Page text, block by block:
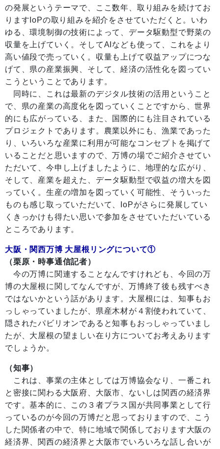
の発展というテーマで、ここ数年、取り組みを続けてお
りますIoPの取り組みを紹介をさせていただくと。いわ
ゆる、環境制御の技術によって、データ駆動型で野菜の
収量を上げていく。そしてAIなども使って、これをより
高い値段で売っていく。収量も上げて収益アップにつな
げて、県の産業振興、そして、経済の活性化を図ってい
こうということであります。
同時に、これは最新のデジタル技術の活用ということ
で、県の産業の高度化を図っていくことですから、世界
的にも広がっている、また、国際的にも注目されている
プロジェクトであります。農業以外にも、漁業であった
り、いろいろな産業に利用が可能なコンセプトを掲げて
いることだと思いますので、万博の場でご紹介させてい
ただいて、今申し上げましたように、地理的な広がり、
そして、産業を超えた、データ駆動型で収益の増大を図
っていく。生産の増加を図っていく可能性、そういった
ものも感じ取っていただいて、IoPがさらに発展してい
くきっかけも得たい思いで参加をさせていただいている
ところであります。
大阪・関西万博 大屋根リングについて①
（栗原・時事通信記者）
今の万博に関連することなんですけれども、今回の万
博の大屋根に関してなんですが、万博終了後も残すべき
ではないかという話があります。大屋根には、知事もお
っしゃっていましたが、県産木材が４割使われていて、
隠されたパビリオンであると知事もおっしゃっていまし
たが、大屋根の望ましい在り方についてお考えあります
でしょうか。
（知事）
これは、事業の主体としては万博協会なり、一番これ
と密接に関わる大阪府、大阪市、ないしは関西の経済界
です。基本的に、この３者プラス国が共同事業として行
っているのが今回の万博だと思っておりますので、こう
した関係者の中で、特に地域で関係しております大阪の
経済界、関西の経済界と大阪市でいろいろな話し合いが